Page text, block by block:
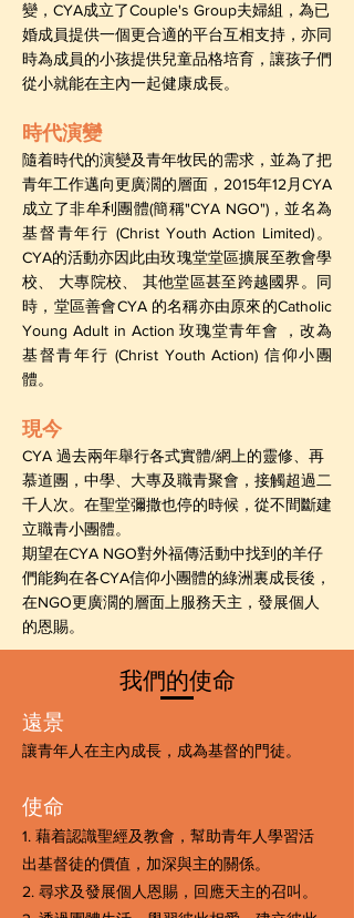
變，CYA成立了Couple's Group夫婦組，為已
婚成員提供一個更合適的平台互相支持，亦同
時為成員的小孩提供兒童品格培育，讓孩子們
從小就能在主內一起健康成長。
時代演變
隨着時代的演變及青年牧民的需求，並為了把
青年工作邁向更廣濶的層面，2015年12月CYA
成立了非牟利團體(簡稱"CYA NGO")，並名為
基督青年行 (Christ Youth Action Limited)。
CYA的活動亦因此由玫瑰堂堂區擴展至教會學
校、 大專院校、 其他堂區甚至跨越國界。同
時，堂區善會CYA 的名稱亦由原來的Catholic
Young Adult in Action 玫瑰堂青年會 ，改為
基督青年行 (Christ Youth Action) 信仰小團
體。
現今
CYA 過去兩年舉行各式實體/網上的靈修、再
慕道團，中學、大專及職青聚會，接觸超過二
千人次。在聖堂彌撒也停的時候，從不間斷建
立職青小團體。
期望在CYA NGO對外福傳活動中找到的羊仔
們能夠在各CYA信仰小團體的綠洲裏成長後，
在NGO更廣濶的層面上服務天主，發展個人
的恩賜。
​我們的使命
遠景
讓青年人在主內成長，成為基督的門徒。
使命
1. 藉着認識聖經及教會，幫助青年人學習活
出基督徒的價值，加深與主的關係。
2. 尋求及發展個人恩賜，回應天主的召叫。